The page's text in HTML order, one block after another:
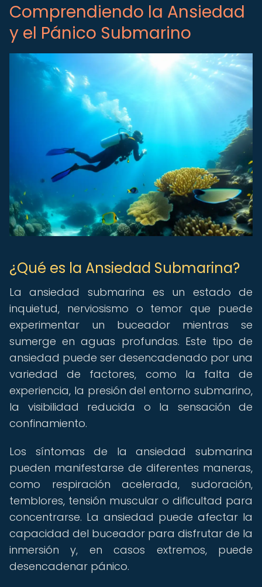
Comprendiendo la Ansiedad
y el Pánico Submarino
¿Qué es la Ansiedad Submarina?
La ansiedad submarina es un estado de
inquietud, nerviosismo o temor que puede
experimentar un buceador mientras se
sumerge en aguas profundas. Este tipo de
ansiedad puede ser desencadenado por una
variedad de factores, como la falta de
experiencia, la presión del entorno submarino,
la visibilidad reducida o la sensación de
confinamiento.
Los síntomas de la ansiedad submarina
pueden manifestarse de diferentes maneras,
como respiración acelerada, sudoración,
temblores, tensión muscular o dificultad para
concentrarse. La ansiedad puede afectar la
capacidad del buceador para disfrutar de la
inmersión y, en casos extremos, puede
desencadenar pánico.